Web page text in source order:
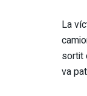
La
sortit
va